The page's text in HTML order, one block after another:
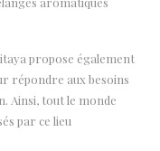
propose également
répondre aux besoins
Ainsi, tout le monde
par ce lieu